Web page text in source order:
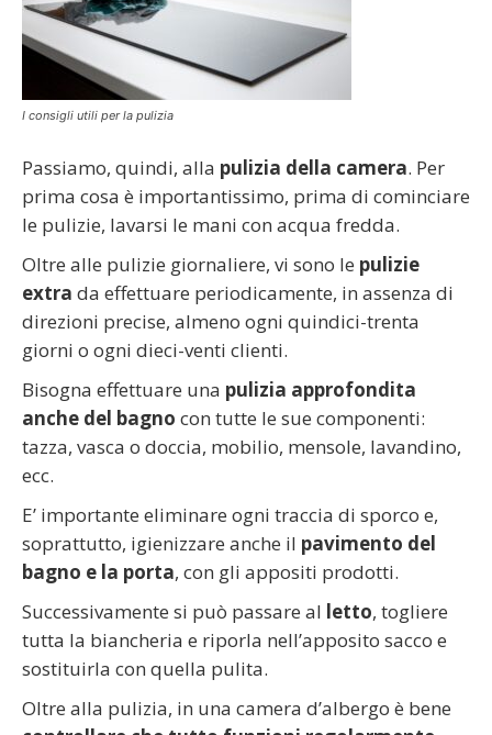
I consigli utili per la pulizia
Passiamo, quindi, alla pulizia della camera. Per
prima cosa è importantissimo, prima di cominciare
le pulizie, lavarsi le mani con acqua fredda.
Oltre alle pulizie giornaliere, vi sono le pulizie
extra da effettuare periodicamente, in assenza di
direzioni precise, almeno ogni quindici-trenta
giorni o ogni dieci-venti clienti.
Bisogna effettuare una pulizia approfondita
anche del bagno con tutte le sue componenti:
tazza, vasca o doccia, mobilio, mensole, lavandino,
ecc.
E’ importante eliminare ogni traccia di sporco e,
soprattutto, igienizzare anche il pavimento del
bagno e la porta, con gli appositi prodotti.
Successivamente si può passare al letto, togliere
tutta la biancheria e riporla nell’apposito sacco e
sostituirla con quella pulita.
Oltre alla pulizia, in una camera d’albergo è bene